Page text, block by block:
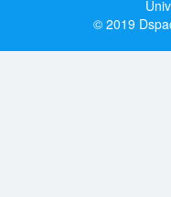
© 2019